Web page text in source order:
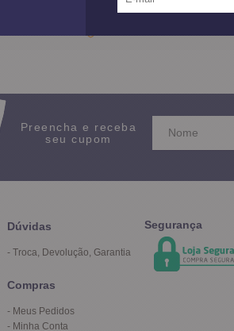
Preencha e receba
seu cupom
Dúvidas
Troca, Devolução, Garantia
Compras
Meus Pedidos
Minha Conta
Segurança